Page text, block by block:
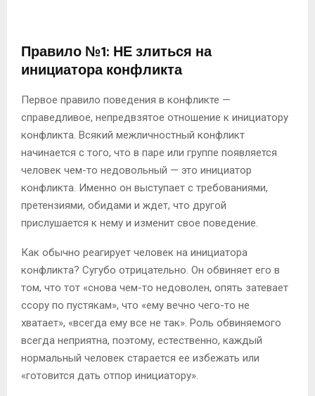
Правило №1: НЕ злиться на
инициатора конфликта
Первое правило поведения в конфликте —
справедливое, непредвзятое отношение к инициатору
конфликта. Всякий межличностный конфликт
начинается с того, что в паре или группе появляется
человек чем-то недовольный — это инициатор
конфликта. Именно он выступает с требованиями,
претензиями, обидами и ждет, что другой
прислушается к нему и изменит свое поведение.
Как обычно реагирует человек на инициатора
конфликта? Сугубо отрицательно. Он обвиняет его в
том, что тот «снова чем-то недоволен, опять затевает
ссору по пустякам», что «ему вечно чего-то не
хватает», «всегда ему все не так». Роль обвиняемого
всегда неприятна, поэтому, естественно, каждый
нормальный человек старается ее избежать или
«готовится дать отпор инициатору».